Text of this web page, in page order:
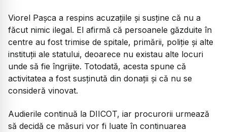
Viorel Pașca a respins acuzațiile și susține că nu a
făcut nimic ilegal. El afirmă că persoanele găzduite în
centre au fost trimise de spitale, primării, poliție și alte
instituții ale statului, deoarece nu existau alte locuri
unde să fie îngrijite. Totodată, acesta spune că
activitatea a fost susținută din donații și că nu se
consideră vinovat.
Audierile continuă la DIICOT, iar procurorii urmează
să decidă ce măsuri vor fi luate în continuarea